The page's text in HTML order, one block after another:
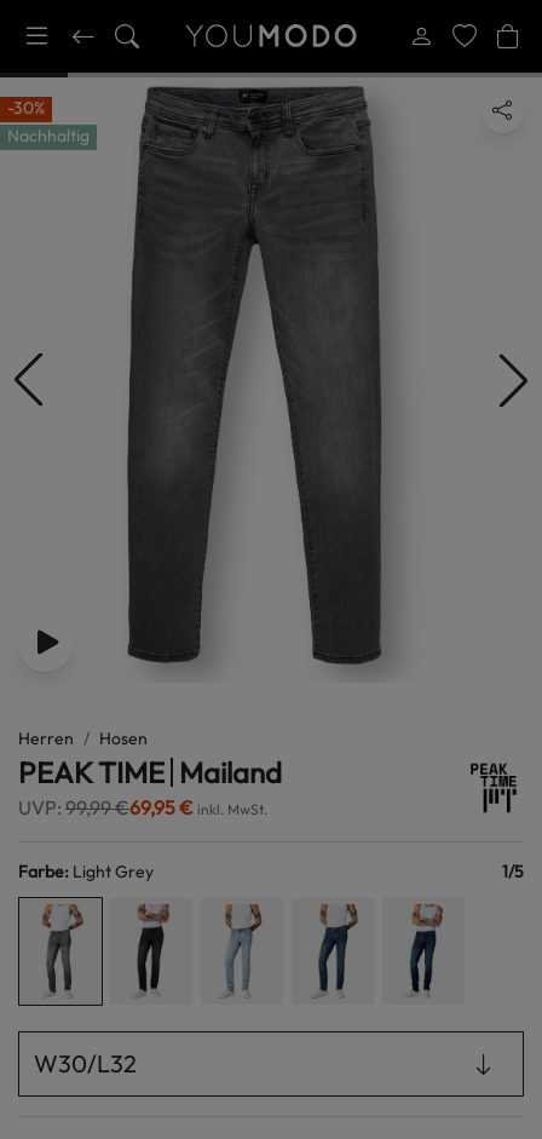
-30%
Nachhaltig
Herren Hosen
PEAK TIME Mailand
UVP: 99,99 €69,95 € inkl. MwSt.
Farbe: Light Grey 1/5
W30/L32